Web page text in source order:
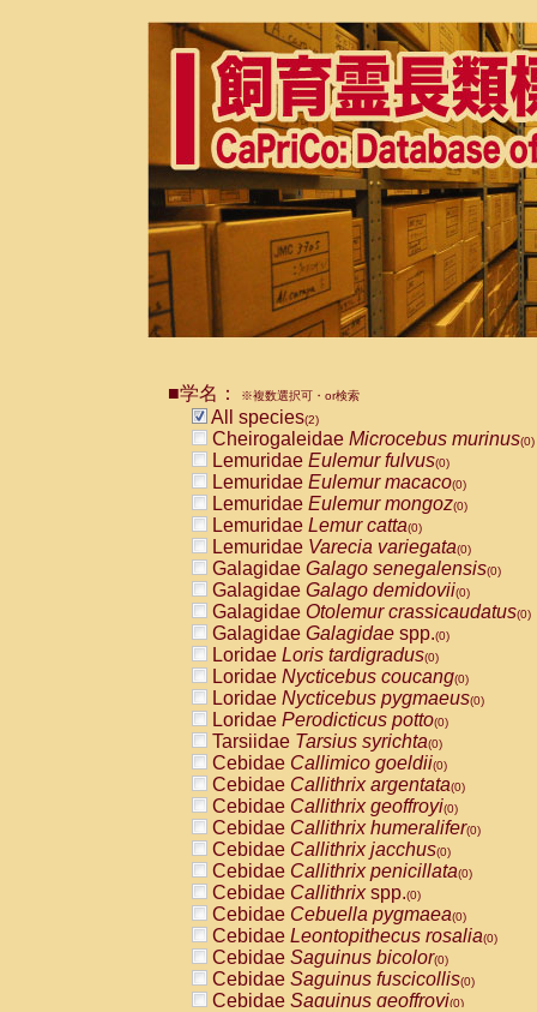
■学名： ※複数選択可・or検索
All species(2)
Cheirogaleidae Microcebus murinus(0)
Lemuridae Eulemur fulvus(0)
Lemuridae Eulemur macaco(0)
Lemuridae Eulemur mongoz(0)
Lemuridae Lemur catta(0)
Lemuridae Varecia variegata(0)
Galagidae Galago senegalensis(0)
Galagidae Galago demidovii(0)
Galagidae Otolemur crassicaudatus(0)
Galagidae Galagidae spp.(0)
Loridae Loris tardigradus(0)
Loridae Nycticebus coucang(0)
Loridae Nycticebus pygmaeus(0)
Loridae Perodicticus potto(0)
Tarsiidae Tarsius syrichta(0)
Cebidae Callimico goeldii(0)
Cebidae Callithrix argentata(0)
Cebidae Callithrix geoffroyi(0)
Cebidae Callithrix humeralifer(0)
Cebidae Callithrix jacchus(0)
Cebidae Callithrix penicillata(0)
Cebidae Callithrixspp.(0)
Cebidae Cebuella pygmaea(0)
Cebidae Leontopithecus rosalia(0)
Cebidae Saguinus bicolor(0)
Cebidae Saguinus fuscicollis(0)
Cebidae Saguinus geoffroyi(0)